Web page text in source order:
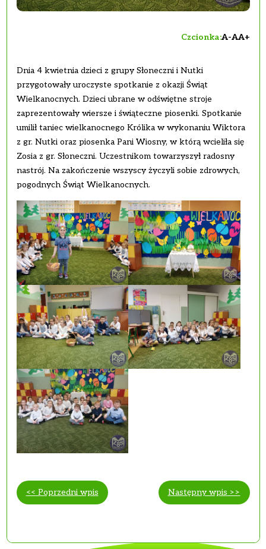
Czcionka:A-AA+
Dnia 4 kwietnia dzieci z grupy Słoneczni i Nutki
przygotowały uroczyste spotkanie z okazji Świąt
Wielkanocnych. Dzieci ubrane w odświętne stroje
zaprezentowały wiersze i świąteczne piosenki. Spotkanie
umilił taniec wielkanocnego Królika w wykonaniu Wiktora
z gr. Nutki oraz piosenka Pani Wiosny, w którą wcieliła się
Zosia z gr. Słoneczni. Uczestnikom towarzyszył radosny
nastrój. Na zakończenie wszyscy życzyli sobie zdrowych,
pogodnych Świąt Wielkanocnych.
<< Poprzedni wpis Następny wpis >>